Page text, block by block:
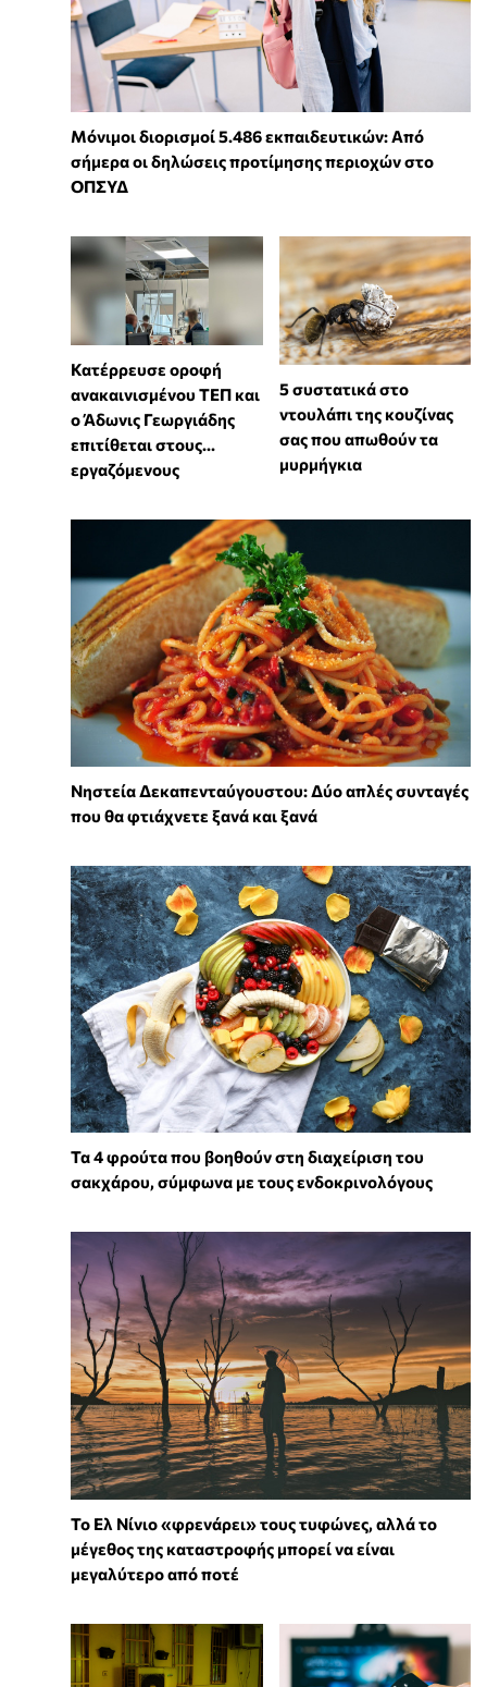
Μόνιμοι διορισμοί 5.486 εκπαιδευτικών: Από
σήμερα οι δηλώσεις προτίμησης περιοχών στο
ΟΠΣΥΔ
Κατέρρευσε οροφή
ανακαινισμένου ΤΕΠ και
ο Άδωνις Γεωργιάδης
επιτίθεται στους...
εργαζόμενους
⁠5 συστατικά στο
ντουλάπι της κουζίνας
σας που απωθούν τα
μυρμήγκια
Νηστεία Δεκαπενταύγουστου: Δύο απλές συνταγές
που θα φτιάχνετε ξανά και ξανά
Τα 4 φρούτα που βοηθούν στη διαχείριση του
σακχάρου, σύμφωνα με τους ενδοκρινολόγους
Το Ελ Νίνιο «φρενάρει» τους τυφώνες, αλλά το
μέγεθος της καταστροφής μπορεί να είναι
μεγαλύτερο από ποτέ